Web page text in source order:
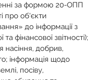
за формою 20-ОПП
про об'єкти
до інформації з
та фінансової звітності);
насіння, добрив,
інформація щодо
посіву,